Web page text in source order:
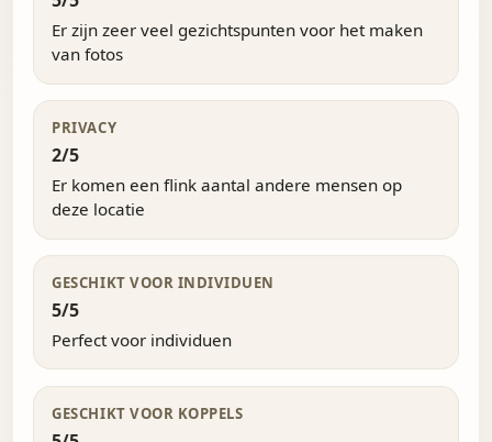
Er zijn zeer veel gezichtspunten voor het maken
van fotos
PRIVACY
2/5
Er komen een flink aantal andere mensen op
deze locatie
GESCHIKT VOOR INDIVIDUEN
5/5
Perfect voor individuen
GESCHIKT VOOR KOPPELS